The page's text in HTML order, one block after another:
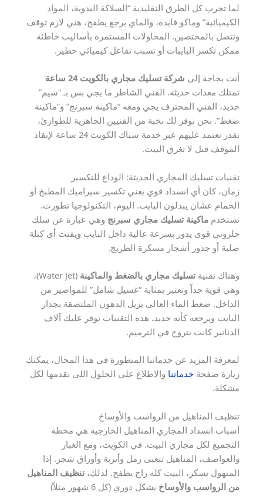
لما تجرب كل الطرق التقليدية “السلاكة اليدوية، المواد
الكيميائية” وماكو فايدة، والماي يرجع يطفح، هني لازم توقف
وتتصل بالمختصين. المحاولات المستمرة بأساليب خاطئة
ممكن تكسر البايبات أو تسبب تفاعل كيميائي خطير.
أنت بحاجة إلى شركة تسليك مجاري بالكويت 24 ساعة
تمتلك معدات حديثة. الفني الشاطر ما يجي بس بـ “سيم”
حديد، الفني المحترف يجي ومعه “ماكينة سبرنج” و”ماكينة
ضغط”. نحن نوفر لك نخبة من الفنيين الجاهزية للطوارئ،
تقدر تعتمد عليهم عبر خدمة سباك الكويت 24 ساعة لإنقاذ
الموقف قبل لا تغرق البيت.
تقنيات تسليك المجاري الحديثة: الوداع للتكسير
زمان، كان أي انسداد قوي يعني تكسير سيراميك المطبخ أو
الحمام عشان يبدلون البايب. اليوم، التكنولوجيا تطورت.
نستخدم ماكينة تسليك مجاري سبرنج وهي عبارة عن سلك
حلزوني قوي يدور بسرعة عالية داخل البايب ويفتت أي كتلة
صلبة أو جذور أشجار مسكرة الطريج.
وهناك تقنيةتسليك مجاري بالضغط والماكينة
(Water Jet)،
وهي قوية جداً وتعتبر بمثابة “غسيل شامل” للمواصير من
الداخل. ضغط الماء العالي يزيل الدهون الملتصقة بجدار
البايب ويرجعه كأنه جديد. هذه التقنيات توفر عليك آلاف
الدنانير كانت بتروح في الترميم.
لمعرفة المزيد عن خدماتنا المتطورة في هذا المجال، يمكنك
زيارة صفحة خدماتنا والاطلاع على الحلول اللي نقدمها لكل
مشكلة.
تنظيف المناهيل من الرواسب والأوساخ
أسباب انسداد المجاري المناهيل الخارجية هي محطة
التجميع لكل مجاري البيت. في الكويت، ومع الغبار
والعواصف، المناهيل تتعبى رمل وأتربة وأوراق شجر. إذا
المنهول تسكر، البيت كله راح يطفح. لذلك،تنظيف المناهيل
من الرواسب والأوساخ
بشكل دوري (كل 6 شهور مثلاً)